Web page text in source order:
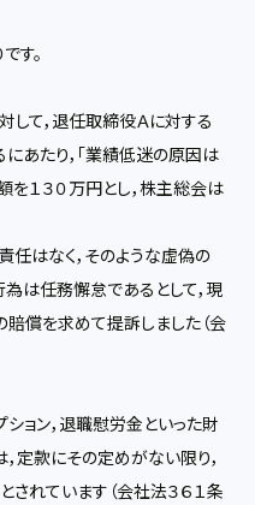
す。
て，退任取締役Ａに対する
あたり，「業績低迷の原因は
を１３０万円とし，株主総会は
はなく，そのような虚偽の
は任務懈怠であるとして，現
償を求めて提訴しました（会
ション，退職慰労金といった財
定款にその定めがない限り，
れています（会社法３６１条